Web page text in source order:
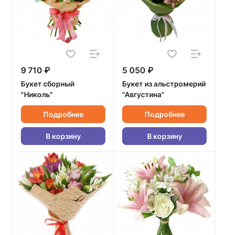
9 710 ₽
Букет сборный
"Николь"
Подробнее
В корзину
5 050 ₽
Букет из альстромерий
"Августина"
Подробнее
В корзину